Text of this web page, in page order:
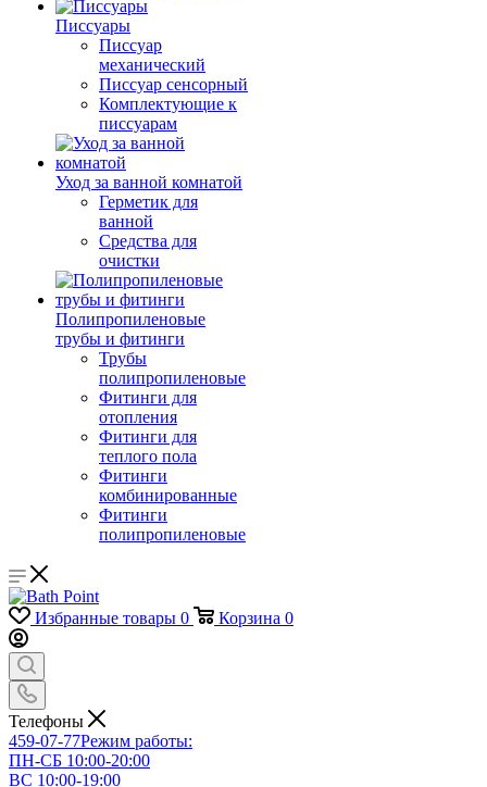
Писсуары
Писсуар
механический
Писсуар сенсорный
Комплектующие к
писсуарам
Уход за ванной комнатой
Герметик для
ванной
Средства для
очистки
Полипропиленовые
трубы и фитинги
Трубы
полипропиленовые
Фитинги для
отопления
Фитинги для
теплого пола
Фитинги
комбинированные
Фитинги
полипропиленовые
Избранные товары 0 Корзина 0
Телефоны
459-07-77Режим работы:
ПН-СБ 10:00-20:00
ВС 10:00-19:00